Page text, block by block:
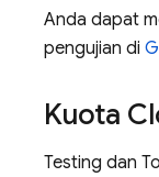
Anda dapat
pengujian di
Kuota
Testing dan